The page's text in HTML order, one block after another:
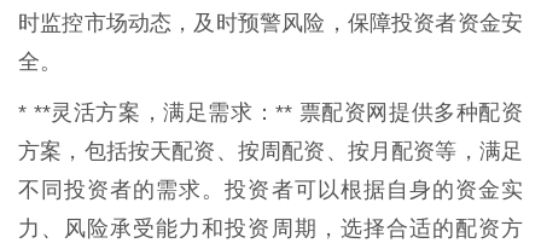
时监控市场动态，及时预警风险，保障投资者资金安
全。
* **灵活方案，满足需求：** 票配资网提供多种配资
方案，包括按天配资、按周配资、按月配资等，满足
不同投资者的需求。投资者可以根据自身的资金实
力、风险承受能力和投资周期，选择合适的配资方